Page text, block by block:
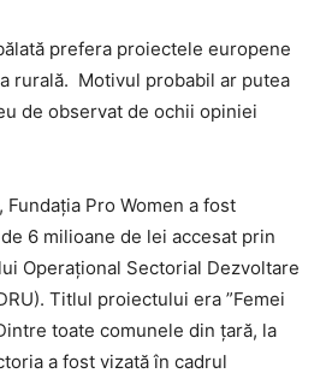
prefera proiectele europene
rurală. Motivul probabil ar putea
de observat de ochii opiniei
Fundaţia Pro Women a fost
6 milioane de lei accesat prin
Operaţional Sectorial Dezvoltare
Titlul proiectului era ”Femei
toate comunele din ţară, la
a fost vizată în cadrul